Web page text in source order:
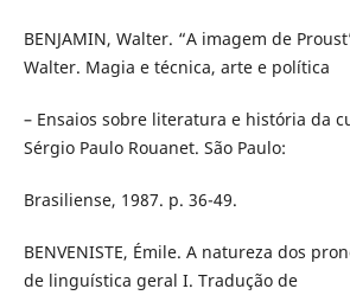
BENJAMIN, Walter. “A imagem de
Walter. Magia e técnica, arte e política
– Ensaios sobre literatura e história da
Sérgio Paulo Rouanet. São Paulo:
Brasiliense, 1987. p. 36-49.
BENVENISTE, Émile. A natureza dos
de linguística geral I. Tradução de